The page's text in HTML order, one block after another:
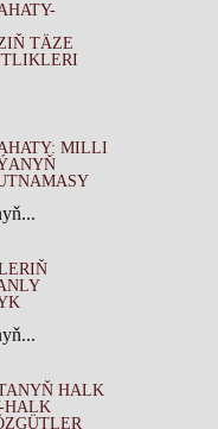
TÄZE
MILLI
HALK
HALK